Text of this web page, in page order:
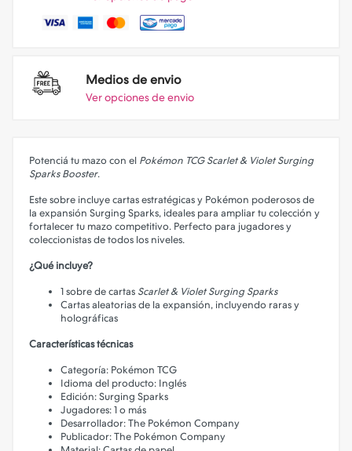
Medios de envio
Ver opciones de envio
Potenciá tu mazo con el Pokémon TCG Scarlet & Violet Surging
Sparks Booster.
Este sobre incluye cartas estratégicas y Pokémon poderosos de
la expansión Surging Sparks, ideales para ampliar tu colección y
fortalecer tu mazo competitivo. Perfecto para jugadores y
coleccionistas de todos los niveles.
¿Qué incluye?
1 sobre de cartas Scarlet & Violet Surging Sparks
Cartas aleatorias de la expansión, incluyendo raras y
holográficas
Características técnicas
Categoría: Pokémon TCG
Idioma del producto: Inglés
Edición: Surging Sparks
Jugadores: 1 o más
Desarrollador: The Pokémon Company
Publicador: The Pokémon Company